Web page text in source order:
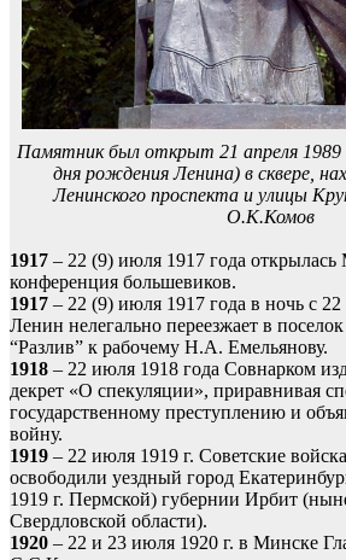
Памятник был открыт 21 апреля 1989
дня рождения Ленина) в сквере,
Ленинского проспекта и улицы
О.К.Комов
1917 – 22 (9) июля 1917 года открылась
конференция большевиков.
1917 – 22 (9) июля 1917 года в ночь с
Ленин нелегально переезжает в
“Разлив” к рабочему Н.А. Емельянову.
1918 – 22 июля 1918 года Совнарком
декрет «О спекуляции», приравнивая
государственному преступлению и
войну.
1919 – 22 июля 1919 г. Советские
освободили уездный город
1919 г. Пермской) губернии Ирбит
Свердловской области).
1920 – 22 и 23 июля 1920 г. в Минске